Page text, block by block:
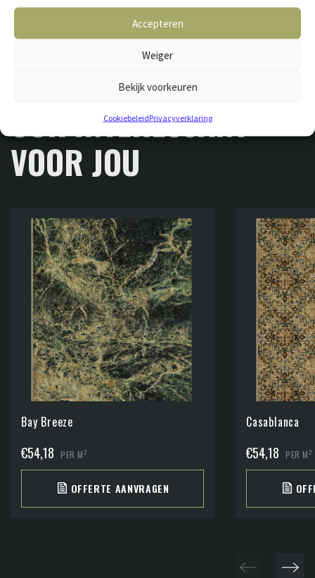
Accepteren
Weiger
Bekijk voorkeuren
CookiebeleidPrivacyverklaring
GERELATEERDE VLOEREN
OOK INTERESSANT
VOOR JOU
Bay Breeze
€54,18 PER M2
OFFERTE AANVRAGEN
Casablanca
€54,18 PER M2